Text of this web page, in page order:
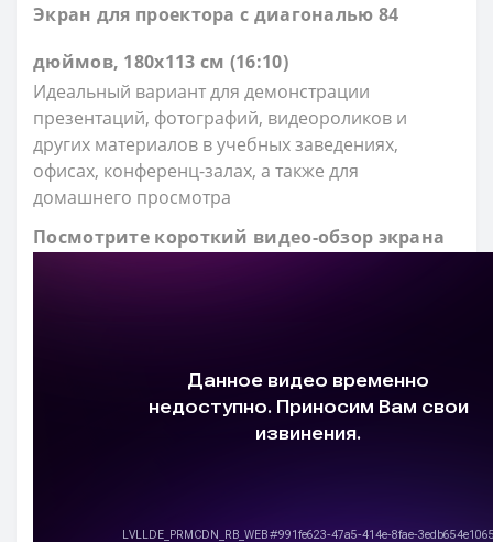
Экран для проектора c диагональю 84
дюймов, 180х113 см (16:10)
Идеальный вариант для демонстрации
презентаций, фотографий, видеороликов и
других материалов в учебных заведениях,
офисах, конференц-залах, а также для
домашнего просмотра
Посмотрите короткий видео-обзор экрана